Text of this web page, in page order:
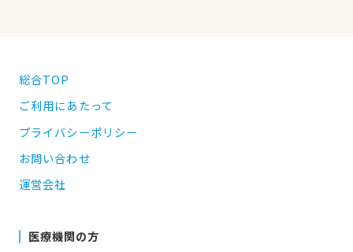
総合TOP
ご利用にあたって
プライバシーポリシー
お問い合わせ
運営会社
医療機関の方